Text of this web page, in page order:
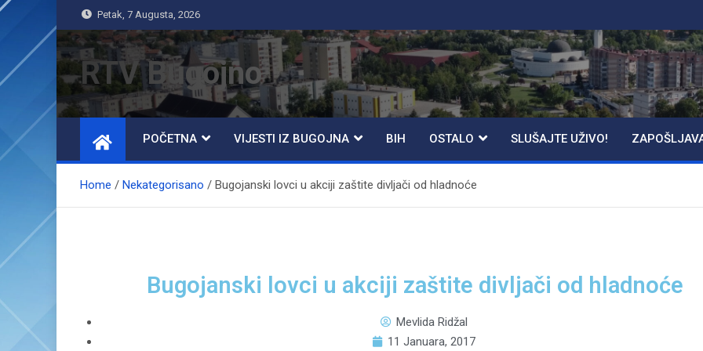
Petak, 7 Augusta, 2026
RTV Bugojno
POČETNA VIJESTI IZ BUGOJNA BIH OSTALO SLUŠAJTE UŽIVO!
Home Nekategorisano Bugojanski lovci u akciji zaštite divljači od hladnoće
Bugojanski lovci u akciji zaštite divljači od hladnoće
Mevlida Ridžal
11 Januara, 2017